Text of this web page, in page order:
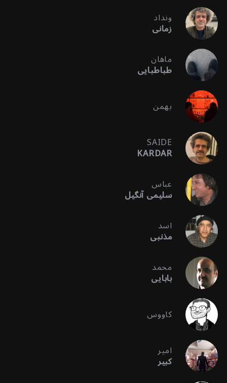
ونداد
زمانی
ماهان
طباطبایی
بهمن
SAIDE
KARDAR
عباس
سلیمی آنگیل
اسد
مذنبی
محمد
بابایی
کاووس
امیر
کبیر